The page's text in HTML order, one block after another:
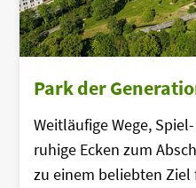
Park der
Weitläufige Wege,
ruhige Ecken zum
zu einem beliebten Ziel